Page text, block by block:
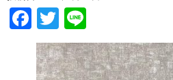
Facebook
Twitter